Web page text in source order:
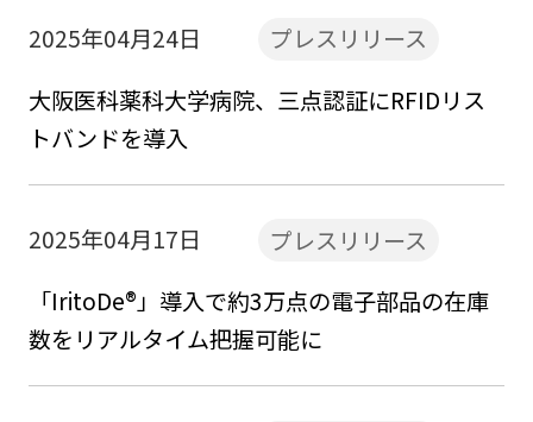
2025年04月24日
プレスリリース
大阪医科薬科大学病院、三点認証にRFIDリス
トバンドを導入
2025年04月17日
プレスリリース
「IritoDe®」導入で約3万点の電子部品の在庫
数をリアルタイム把握可能に